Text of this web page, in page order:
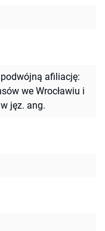
afiliację:
we Wrocławiu i
jęz. ang.